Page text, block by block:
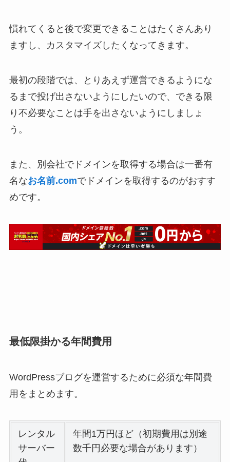
慣れてくると後で変更できることはたくさんあり
ますし、カスタマイズしたくなってきます。
最初の段階では、とりあえず運営できるようにな
るまで投げ出さないようにしたいので、できる限
り不必要なことは手を出さないようにしましょ
う。
また、別会社でドメインを取得する場合は一番有
名なお名前.comでドメインを取得するのがおすす
めです。
最低限掛かる年間費用
WordPressブログを運営するために必須な年間費
用をまとめます。
レンタル
サーバー
年間1万円ほど（初期費用は別途
数千円必要な場合があります）